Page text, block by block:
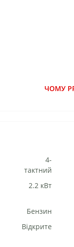
ЧОМУ
4-
тактний
2.2 кВт
Бензин
Відкрите